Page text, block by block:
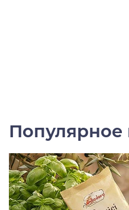
Популярное